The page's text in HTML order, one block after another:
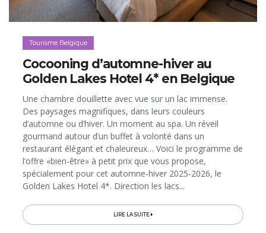
Tourisme Belgique
Cocooning d’automne-hiver au
Golden Lakes Hotel 4* en Belgique
Une chambre douillette avec vue sur un lac immense.
Des paysages magnifiques, dans leurs couleurs
d’automne ou d’hiver. Un moment au spa. Un réveil
gourmand autour d’un buffet à volonté dans un
restaurant élégant et chaleureux… Voici le programme de
l’offre «bien-être» à petit prix que vous propose,
spécialement pour cet automne-hiver 2025-2026, le
Golden Lakes Hotel 4*. Direction les lacs...
LIRE LA SUITE